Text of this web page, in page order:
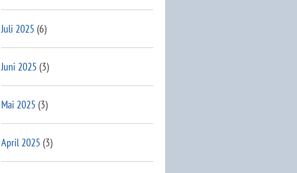
Juli 2025 (6)
Juni 2025 (3)
Mai 2025 (3)
April 2025 (3)